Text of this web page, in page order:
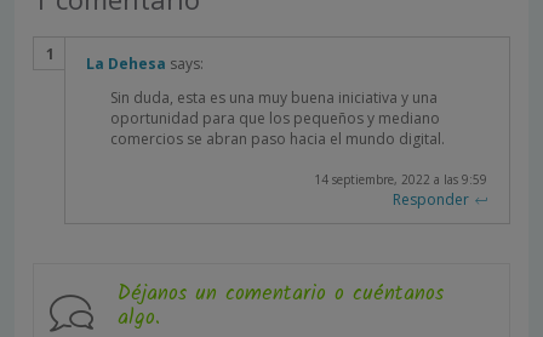
La Dehesa says:
14 septiembre, 2022 a las 9:59
Sin duda, esta es una muy buena iniciativa y una
oportunidad para que los pequeños y mediano
comercios se abran paso hacia el mundo digital.
Responder
Déjanos un comentario o cuéntanos
algo.